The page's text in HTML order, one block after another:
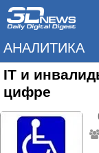
АНАЛИТИКА
IT и
цифре